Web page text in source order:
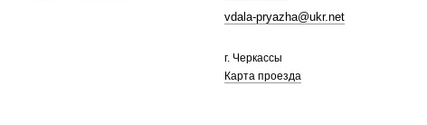
vdala-pryazha@ukr.net
г. Черкассы
Карта проезда